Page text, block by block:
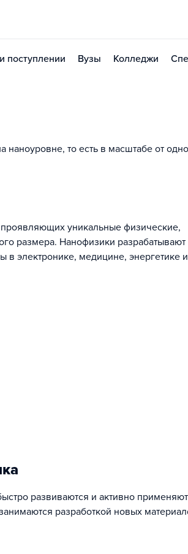
поступлении Вузы Колледжи
то есть в масштабе от
проявляющих уникальные физические,
размера. Нанофизики
в электронике, медицине, энергетике и
развиваются и активно
разработкой новых